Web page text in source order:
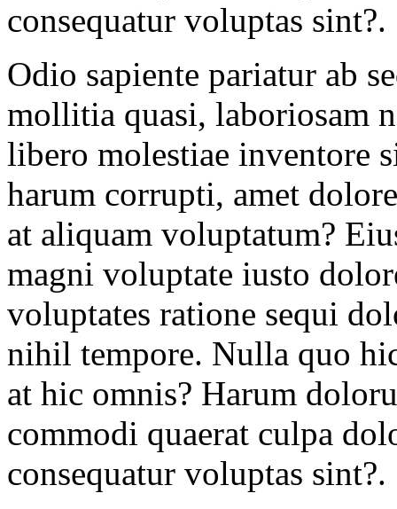
consequatur voluptas sint?.
Odio sapiente pariatur ab
mollitia quasi, laboriosam
libero molestiae inventore
harum corrupti, amet
at aliquam voluptatum?
magni voluptate iusto
voluptates ratione sequi
nihil tempore. Nulla quo
at hic omnis? Harum
commodi quaerat culpa
consequatur voluptas sint?.